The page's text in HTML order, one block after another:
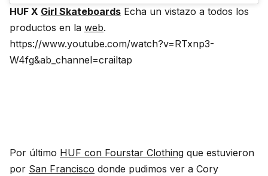
HUF X Girl Skateboards Echa un vistazo a todos los
productos en la web.
https://www.youtube.com/watch?v=RTxnp3-
W4fg&ab_channel=crailtap
Por último HUF con Fourstar Clothing que estuvieron
por San Francisco donde pudimos ver a Cory